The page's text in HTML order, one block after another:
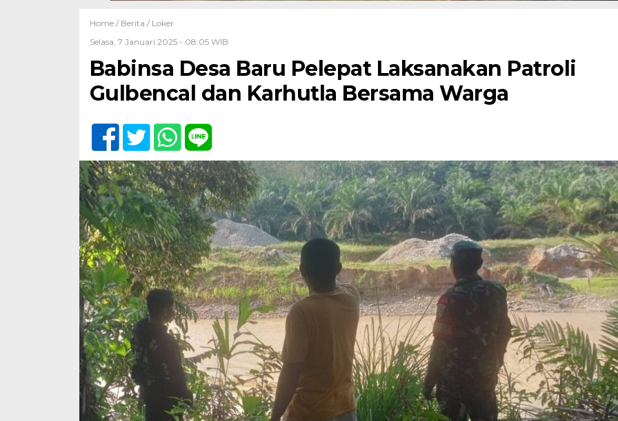
Home / Berita / Loker
Selasa, 7 Januari 2025 - 08:05 WIB
Babinsa Desa Baru Pelepat Laksanakan Patroli
Gulbencal dan Karhutla Bersama Warga